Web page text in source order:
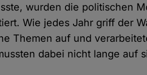
wurden die politischen
Wie jedes Jahr griff der
Themen auf und
dabei nicht lange auf